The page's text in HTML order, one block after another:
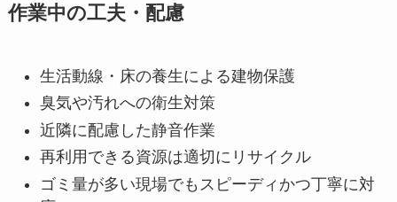
作業中の工夫・配慮
生活動線・床の養生による建物保護
臭気や汚れへの衛生対策
近隣に配慮した静音作業
再利用できる資源は適切にリサイクル
ゴミ量が多い現場でもスピーディかつ丁寧に対